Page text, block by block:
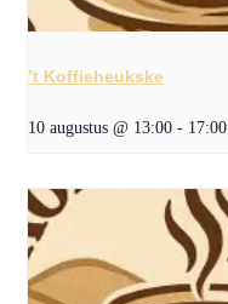
’t Koffieheukske
10 augustus @ 13:00 - 17:00